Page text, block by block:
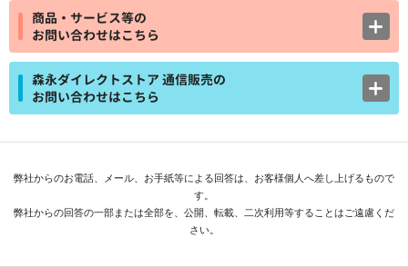
商品・サービス等の
お問い合わせはこちら
森永ダイレクトストア 通信販売の
お問い合わせはこちら
弊社からのお電話、メール、お手紙等による回答は、お客様個人へ差し上げるもので
す。
弊社からの回答の一部または全部を、公開、転載、二次利用等することはご遠慮くだ
さい。